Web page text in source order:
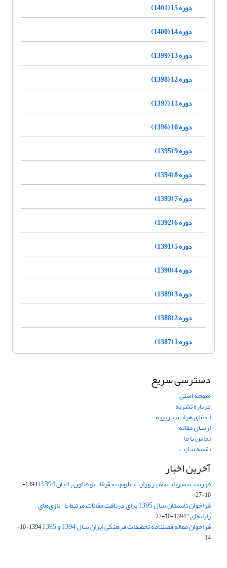
دوره 15 (1401)
دوره 14 (1400)
دوره 13 (1399)
دوره 12 (1398)
دوره 11 (1397)
دوره 10 (1396)
دوره 9 (1395)
دوره 8 (1394)
دوره 7 (1393)
دوره 6 (1392)
دوره 5 (1391)
دوره 4 (1390)
دوره 3 (1389)
دوره 2 (1388)
دوره 1 (1387)
دسترسی سریع
صفحه اصلی
درباره نشریه
اعضای هیات تحریریه
ارسال مقاله
تماس با ما
نقشه سایت
آخرین اخبار
فهرست نشریات معتبر وزارت علوم، تحقیقات و فناوری (آبان 1394)
1394-
10-27
فراخوان تابستان سال 1395 برای دریافت مقالات مرتبط با "بازی‌های
رایانه‌ای"1394-10-27
فراخوان مقاله فصلنامه تحقیقات فرهنگی ایران سال 1394 و 1395
1394-10-
14